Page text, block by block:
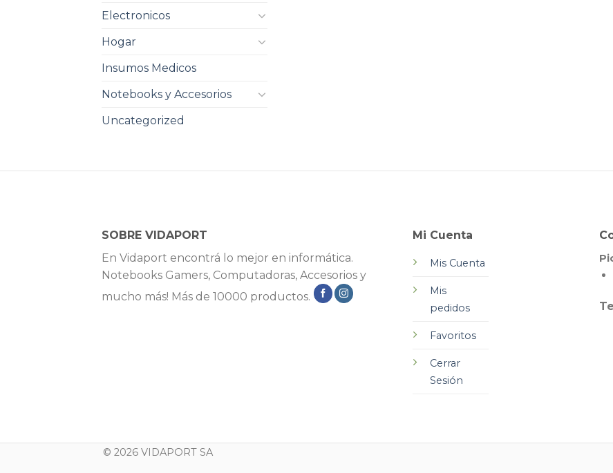
Electronicos
Hogar
Insumos Medicos
Notebooks y Accesorios
Uncategorized
SOBRE VIDAPORT
En Vidaport encontrá lo mejor en informática.
Notebooks Gamers, Computadoras, Accesorios y
mucho más! Más de 10000 productos.
Mi Cuenta
Mis Cuenta
Mis
pedidos
Favoritos
Cerrar
Sesión
© 2026 VIDAPORT SA